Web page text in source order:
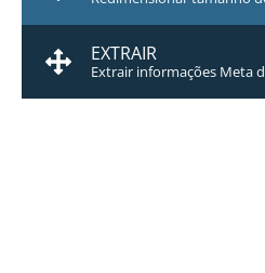
EXTRAIR
Extrair informações Meta